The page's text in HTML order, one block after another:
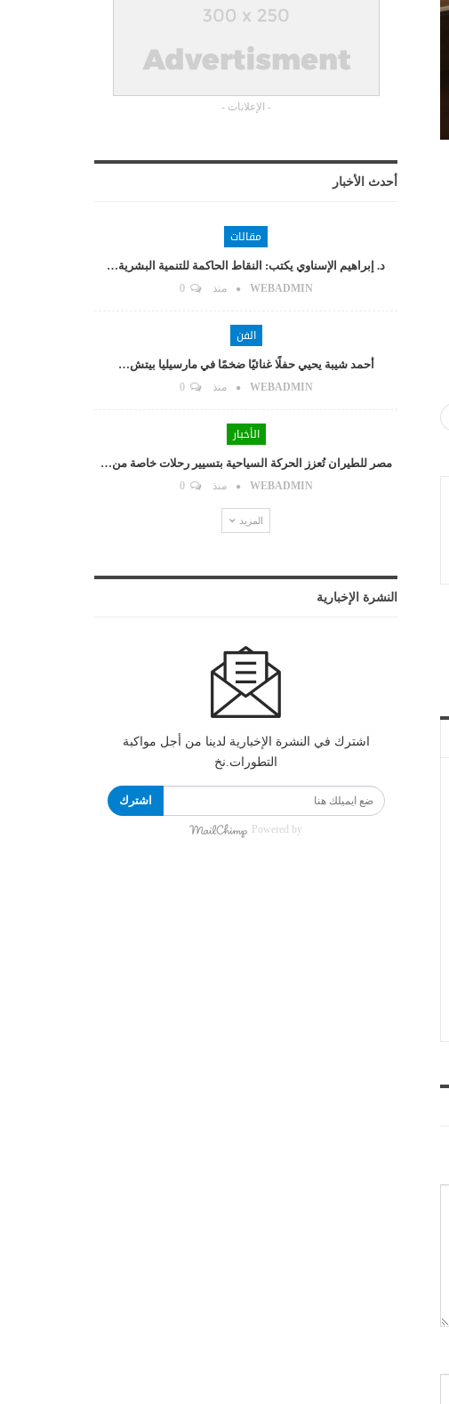
- الإعلانات -
أحدث الأخبار
مقالات
د. إبراهيم الإسناوي يكتب: النقاط الحاكمة للتنمية البشرية…
WEBADMIN منذ 0
الفن
أحمد شيبة يحيي حفلًا غنائيًا ضخمًا في مارسيليا بيتش…
WEBADMIN منذ 0
الأخبار
مصر للطيران تُعزز الحركة السياحية بتسيير رحلات خاصة من…
WEBADMIN منذ 0
المزيد
النشرة الإخبارية
اشترك في النشرة الإخبارية لدينا من أجل مواكبة
التطورات.نخ
اشترك
Powered by